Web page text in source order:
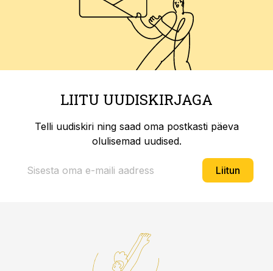
LIITU UUDISKIRJAGA
Telli uudiskiri ning saad oma postkasti päeva
olulisemad uudised.
Liitun